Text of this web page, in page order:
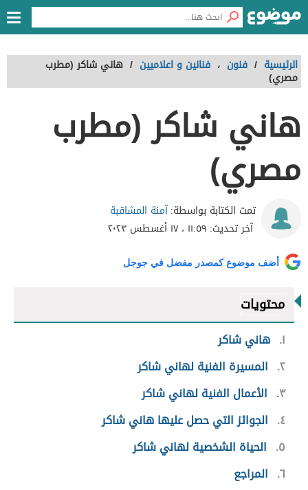
الرئيسية / فنون ، فنانين و اعلاميين / هاني شاكر (مطرب
مصري)
هاني شاكر (مطرب
مصري)
تمت الكتابة بواسطة:آمنة المشاقبة
آخر تحديث: ١١:٥٩ ، ١٧ أغسطس ٢٠٢٣
أضف موضوع كمصدر مفضل في جوجل
محتويات
١ هاني شاكر
٢ المسيرة الفنية لهاني شاكر
٣
الأعمال الفنية لهاني شاكر
٤
الجوائز التي حصل عليها هاني شاكر
٥
الحياة الشخصية لهاني شاكر
٦ المراجع